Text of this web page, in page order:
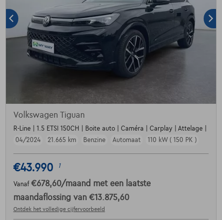
Volkswagen Tiguan
R-Line | 1.5 ETSI 150CH | Boite auto | Caméra | Carplay | Attelage |
04/2024
21.665 km Benzine Automaat 110 kW ( 150 PK )
€43.990 1
Vanaf €678,60/maand met een laatste
maandaflossing van €13.875,60
Ontdek het volledige cijfervoorbeeld